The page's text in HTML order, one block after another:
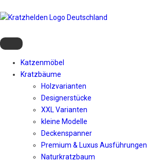
Katzenmöbel
Kratzbäume
Holzvarianten
Designerstücke
XXL Varianten
kleine Modelle
Deckenspanner
Premium & Luxus Ausführungen
Naturkratzbaum